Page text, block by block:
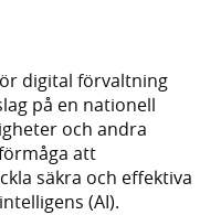
digital förvaltning
på en nationell
och andra
att
säkra och effektiva
(AI).